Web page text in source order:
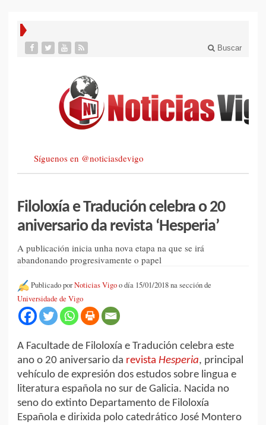
Buscar
Síguenos en @noticiasdevigo
Filoloxía e Tradución celebra o 20
aniversario da revista ‘Hesperia’
A publicación inicia unha nova etapa na que se irá
abandonando progresivamente o papel
Publicado porNoticias Vigoo día 15/01/2018 na sección de
Universidade de Vigo
A Facultade de Filoloxía e Tradución celebra este
ano o 20 aniversario da revista Hesperia, principal
vehículo de expresión dos estudos sobre lingua e
literatura española no sur de Galicia. Nacida no
seno do extinto Departamento de Filoloxía
Española e dirixida polo catedrático José Montero